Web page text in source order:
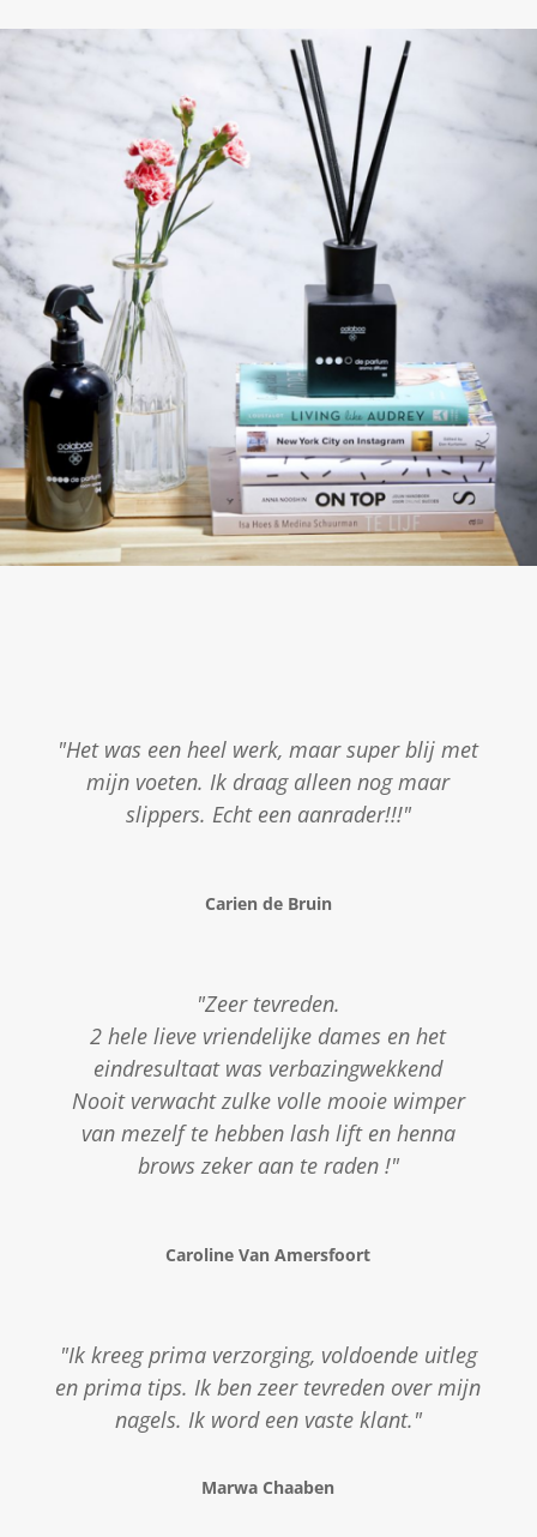
"Het was een heel werk, maar super blij met
mijn voeten. Ik draag alleen nog maar
slippers. Echt een aanrader!!!"
Carien de Bruin
"Zeer tevreden.
2 hele lieve vriendelijke dames en het
eindresultaat was verbazingwekkend
Nooit verwacht zulke volle mooie wimper
van mezelf te hebben lash lift en henna
brows zeker aan te raden !"
Caroline Van Amersfoort
"Ik kreeg prima verzorging, voldoende uitleg
en prima tips. Ik ben zeer tevreden over mijn
nagels. Ik word een vaste klant."
Marwa Chaaben